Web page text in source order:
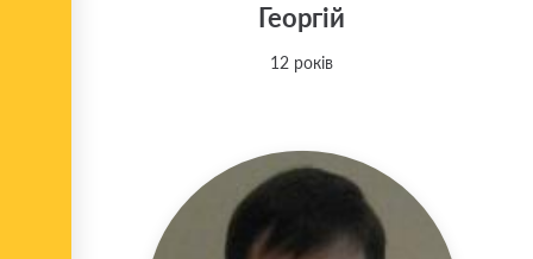
Георгій
12 років